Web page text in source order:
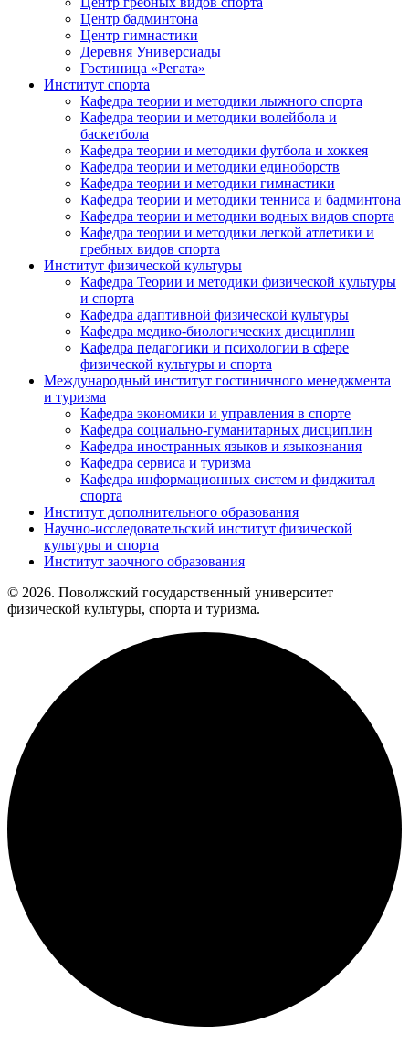
Центр бадминтона
Центр гимнастики
Деревня Универсиады
Гостиница «Регата»
Институт спорта
Кафедра теории и методики лыжного спорта
Кафедра теории и методики волейбола и
баскетбола
Кафедра теории и методики футбола и хоккея
Кафедра теории и методики единоборств
Кафедра теории и методики гимнастики
Кафедра теории и методики тенниса и бадминтона
Кафедра теории и методики водных видов спорта
Кафедра теории и методики легкой атлетики и
гребных видов спорта
Институт физической культуры
Кафедра Теории и методики физической культуры
и спорта
Кафедра адаптивной физической культуры
Кафедра медико-биологических дисциплин
Кафедра педагогики и психологии в сфере
физической культуры и спорта
Международный институт гостиничного менеджмента
и туризма
Кафедра экономики и управления в спорте
Кафедра социально-гуманитарных дисциплин
Кафедра иностранных языков и языкознания
Кафедра сервиса и туризма
Кафедра информационных систем и фиджитал
спорта
Институт дополнительного образования
Научно-исследовательский институт физической
культуры и спорта
Институт заочного образования
© 2026. Поволжский государственный университет
физической культуры, спорта и туризма.